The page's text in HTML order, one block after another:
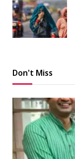
Don't Miss